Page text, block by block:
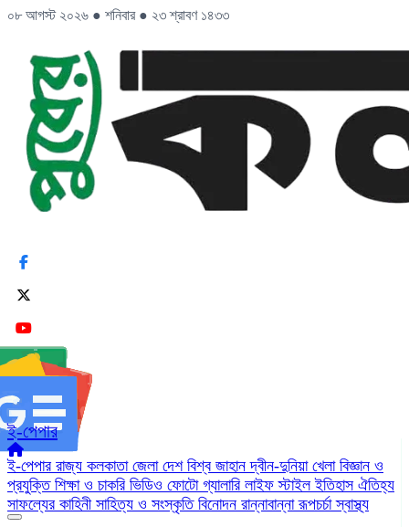
০৮ আগস্ট ২০২৬ ● শনিবার ● ২৩ শ্রাবণ ১৪৩৩
ই-পেপার
ই-পেপার রাজ্য কলকাতা জেলা দেশ বিশ্ব জাহানদ্বীন-দুনিয়া খেলা বিজ্ঞান ও
প্রযুক্তি শিক্ষা ও চাকরি ভিডিও ফোটো গ্যালারি লাইফ স্টাইলইতিহাস ঐতিহ্য
সাফল্যের কাহিনী সাহিত্য ও সংস্কৃতি বিনোদন রান্নাবান্নারূপচর্চাস্বাস্থ্য